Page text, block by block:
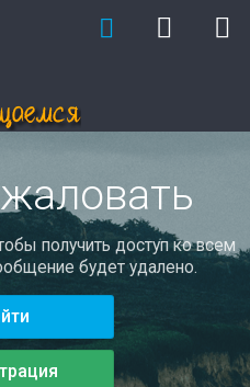
получить доступ ко всем
будет удалено.